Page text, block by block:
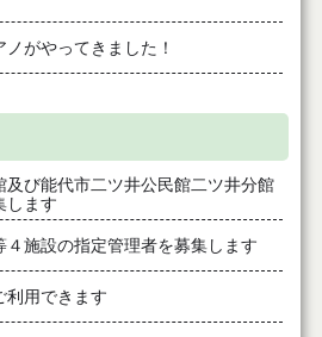
がやってきました！
及び能代市二ツ井公民館二ツ井分館
します
４施設の指定管理者を募集します
利用できます